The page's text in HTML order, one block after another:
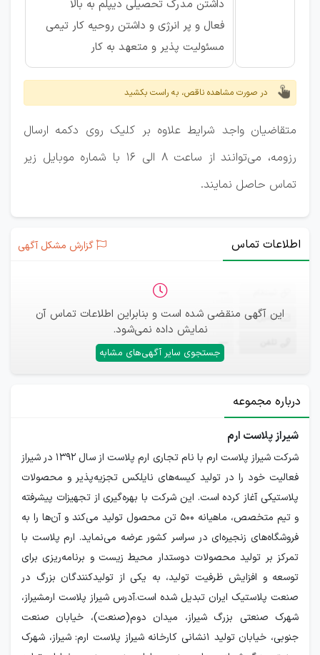
داشتن مدرک تحصیلی دیپلم به بالا
فعال و پر انرژی و داشتن روحیه کار تیمی
مسئولیت پذیر و متعهد به کار
در صورت مشاهده ناقص، به راست بکشید
متقاضیان واجد شرایط علاوه بر کلیک روی دکمه ارسال
رزومه، می‌توانند از ساعت 8 الی 16 با شماره موبایل زیر
تماس حاصل نمایند.
اطلاعات تماس گزارش مشکل آگهی
این آگهی منقضی شده است و بنابراین اطلاعات تماس آن
نمایش داده نمی‌شود.
جستجوی سایر آگهی‌های مشابه
ایمیل —
—
درباره مجموعه
شیراز پلاست ارم
شرکت شیراز پلاست ارم با نام تجاری ارم پلاست از سال ۱۳۹۲ در شیراز
فعالیت خود را در تولید کیسه‌های نایلکس تجزیه‌پذیر و محصولات
پلاستیکی آغاز کرده است. این شرکت با بهره‌گیری از تجهیزات پیشرفته
و تیم متخصص، ماهیانه ۵۰۰ تن محصول تولید می‌کند و آن‌ها را به
فروشگاه‌های زنجیره‌ای در سراسر کشور عرضه می‌نماید. ارم پلاست با
تمرکز بر تولید محصولات دوستدار محیط زیست و برنامه‌ریزی برای
توسعه و افزایش ظرفیت تولید، به یکی از تولیدکنندگان بزرگ در
صنعت پلاستیک ایران تبدیل شده است.آدرس شیراز پلاست ارمشیراز،
شهرک صنعتی بزرگ شیراز، میدان دوم(صنعت)، خیابان صنعت
جنوبی، خیابان تولید 1نشانی کارخانه شیراز پلاست ارم: شیراز، شهرک